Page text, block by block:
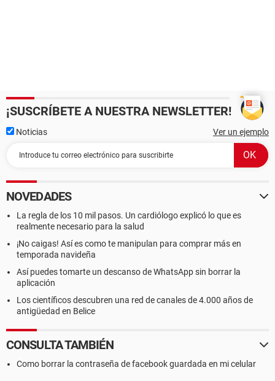
¡SUSCRÍBETE A NUESTRA NEWSLETTER!
Noticias Ver un ejemplo
NOVEDADES
La regla de los 10 mil pasos. Un cardiólogo explicó lo que es
realmente necesario para la salud
¡No caigas! Así es como te manipulan para comprar más en
temporada navideña
Así puedes tomarte un descanso de WhatsApp sin borrar la
aplicación
Los científicos descubren una red de canales de 4.000 años de
antigüedad en Belice
CONSULTA TAMBIÉN
Como borrar la contraseña de facebook guardada en mi celular